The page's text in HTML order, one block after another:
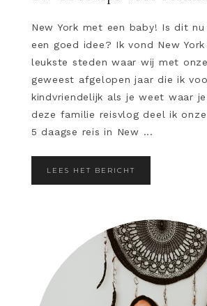
New York met een baby! Is dit
een goed idee? Ik vond New
leukste steden waar wij met
geweest afgelopen jaar die ik
kindvriendelijk als je weet waar
deze familie reisvlog deel ik
5 daagse reis in New ...
LEES HET BERICHT